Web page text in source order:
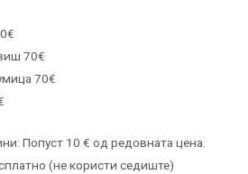
70€
70€
Попуст 10 € од редовната цена.
(не користи седиште)